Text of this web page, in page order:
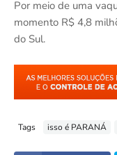
Por meio de uma
momento R$ 4,8
do Sul.
Tags isso é PARANÁ